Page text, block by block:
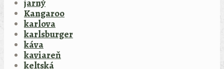
jarný
Kangaroo
karlova
karlsburger
káva
kaviareň
keltská